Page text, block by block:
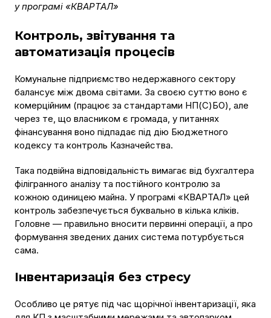
у програмі «КВАРТАЛ»
Контроль, звітування та
автоматизація процесів
Комунальне підприємство недержавного сектору
балансує між двома світами. За своєю суттю воно є
комерційним (працює за стандартами НП(С)БО), але
через те, що власником є громада, у питаннях
фінансування воно підпадає під дію Бюджетного
кодексу та контроль Казначейства.
Така подвійна відповідальність вимагає від бухгалтера
філігранного аналізу та постійного контролю за
кожною одиницею майна. У програмі «КВАРТАЛ» цей
контроль забезпечується буквально в кілька кліків.
Головне — правильно вносити первинні операції, а про
формування зведених даних система потурбується
сама.
Інвентаризація без стресу
Особливо це рятує під час щорічної інвентаризації, яка